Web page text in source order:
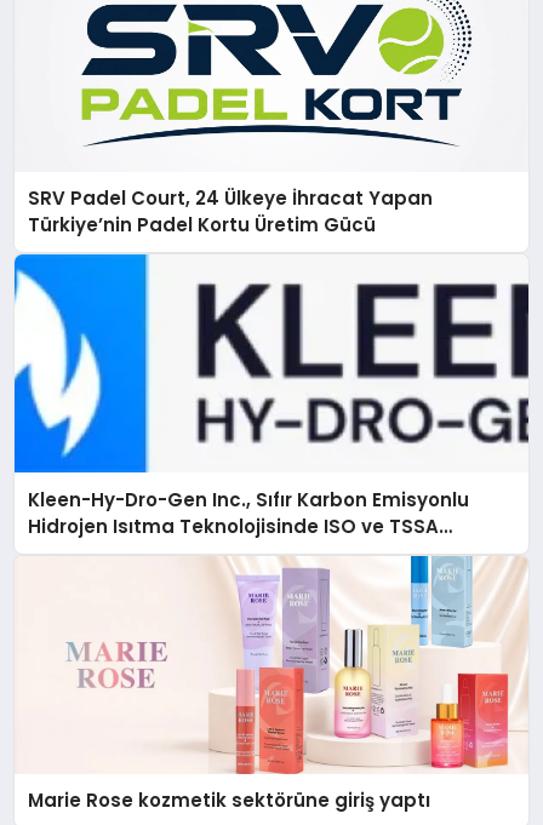
SRV Padel Court, 24 Ülkeye İhracat Yapan
Türkiye’nin Padel Kortu Üretim Gücü
Kleen-Hy-Dro-Gen Inc., Sıfır Karbon Emisyonlu
Hidrojen Isıtma Teknolojisinde ISO ve TSSA
Düzenleyici Onaylarını Aldı
Marie Rose kozmetik sektörüne giriş yaptı